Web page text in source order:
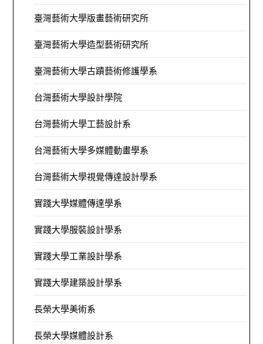
臺灣藝術大學版畫藝術研究所
臺灣藝術大學造型藝術研究所
臺灣藝術大學古蹟藝術修護學系
台灣藝術大學設計學院
台灣藝術大學工藝設計系
台灣藝術大學多媒體動畫學系
台灣藝術大學視覺傳達設計學系
實踐大學媒體傳達學系
實踐大學服裝設計學系
實踐大學工業設計學系
實踐大學建築設計學系
長榮大學美術系
長榮大學媒體設計系